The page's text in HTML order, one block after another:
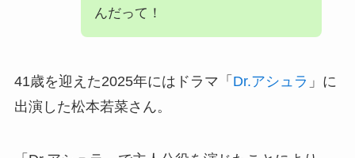
んだって！
41歳を迎えた2025年にはドラマ「 Dr.アシュラ 」に
出演した松本若菜さん。